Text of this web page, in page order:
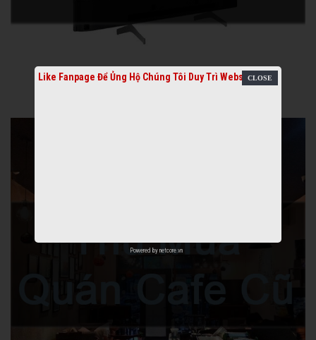
Like Fanpage Để Ủng Hộ Chúng Tôi Duy Trì Website
Powered by netcore.vn